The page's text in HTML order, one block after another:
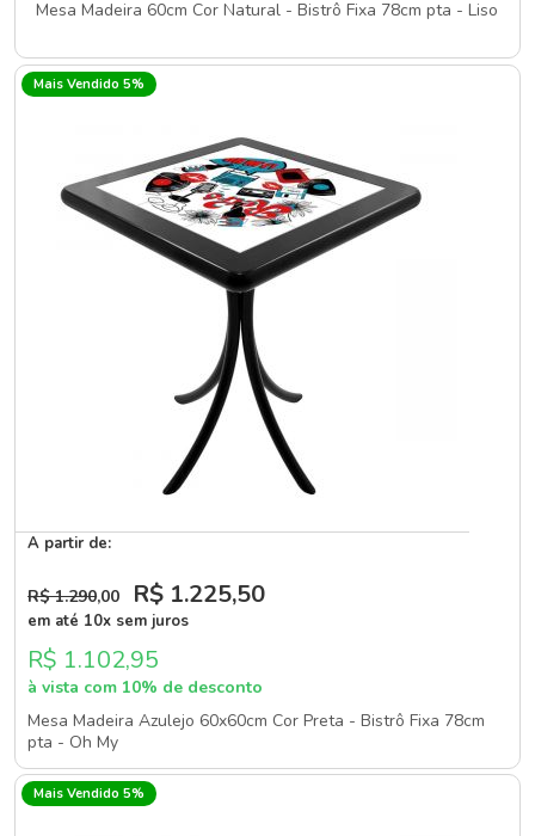
Mesa Madeira 60cm Cor Natural - Bistrô Fixa 78cm pta - Liso
Mais Vendido 5%
A partir de:
R$ 1.290,00 R$ 1.225,50
em até 10x sem juros
R$ 1.102,95
à vista com 10% de desconto
Mesa Madeira Azulejo 60x60cm Cor Preta - Bistrô Fixa 78cm
pta - Oh My
Mais Vendido 5%